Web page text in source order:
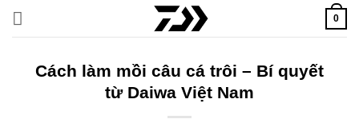
qua
0
Cách làm mồi câu cá trôi – Bí quyết
từ Daiwa Việt Nam